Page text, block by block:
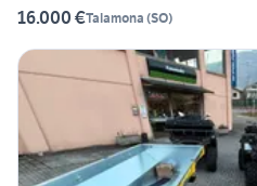
16.000 €Talamona (SO)